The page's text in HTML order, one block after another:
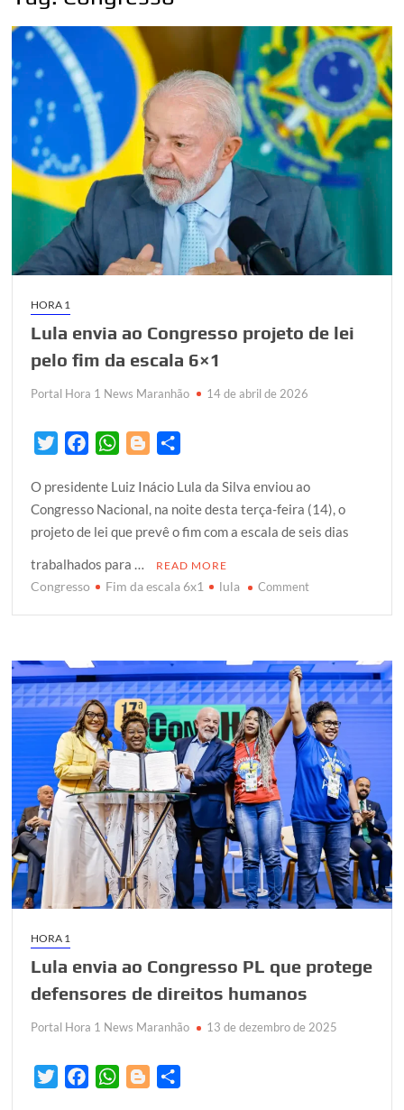
HORA 1
Lula envia ao Congresso projeto de lei
pelo fim da escala 6×1
Portal Hora 1 News Maranhão 14 de abril de 2026
i
t
t
e
r
c
e
b
o
o
W
a
t
s
A
p
o
g
g
e
r
a
r
e
O presidente Luiz Inácio Lula da Silva enviou ao
Congresso Nacional, na noite desta terça-feira (14), o
projeto de lei que prevê o fim com a escala de seis dias
trabalhados para …
READ MORE
Congresso Fim da escala 6x1 lula Commenton
Congresso
projeto
de
lei
pelo
fim
da
escala
6×1
HORA 1
Lula envia ao Congresso PL que protege
defensores de direitos humanos
Portal Hora 1 News Maranhão 13 de dezembro de 2025
W